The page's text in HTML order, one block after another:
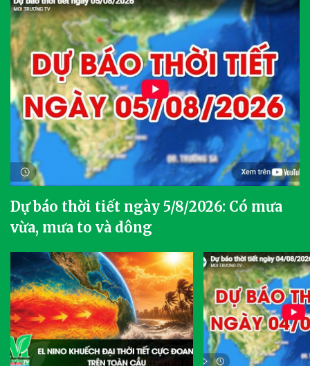
Dự báo thời tiết ngày 5/8/2026: Có mưa
vừa, mưa to và dông